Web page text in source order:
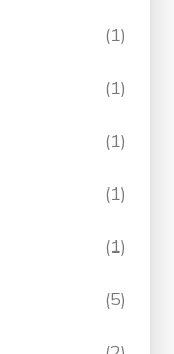
(1)
(1)
(1)
(1)
(1)
(5)